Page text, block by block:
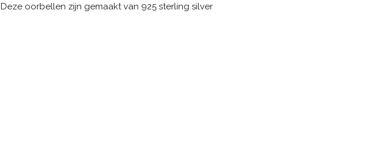
Deze oorbellen zijn gemaakt van 925 sterling silver